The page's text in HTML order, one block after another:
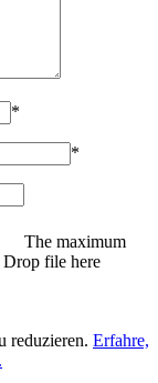
*
*
The maximum
Drop file here
reduzieren. Erfahre,